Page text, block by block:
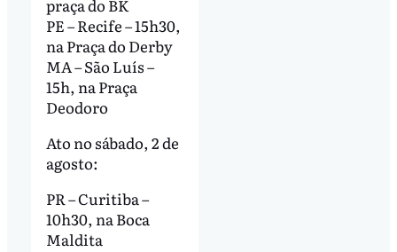
praça do BK
PE – Recife – 15h30,
na Praça do Derby
MA – São Luís –
15h, na Praça
Deodoro
Ato no sábado, 2 de
agosto:
PR – Curitiba –
10h30, na Boca
Maldita